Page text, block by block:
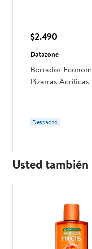
$2.490
Datazone
Borrador
Pizarras Acrílicas
Despacho
Usted también